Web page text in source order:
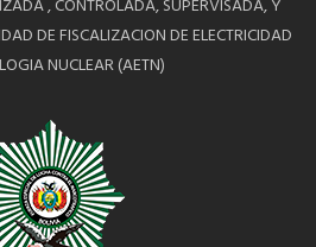
, CONTROLADA, SUPERVISADA, Y
DE FISCALIZACION DE ELECTRICIDAD
NUCLEAR (AETN)